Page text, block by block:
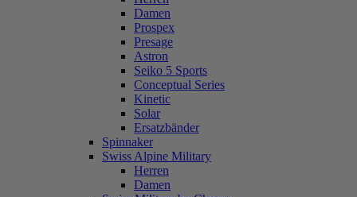
Damen
Prospex
Presage
Astron
Seiko 5 Sports
Conceptual Series
Kinetic
Solar
Ersatzbänder
Spinnaker
Swiss Alpine Military
Herren
Damen